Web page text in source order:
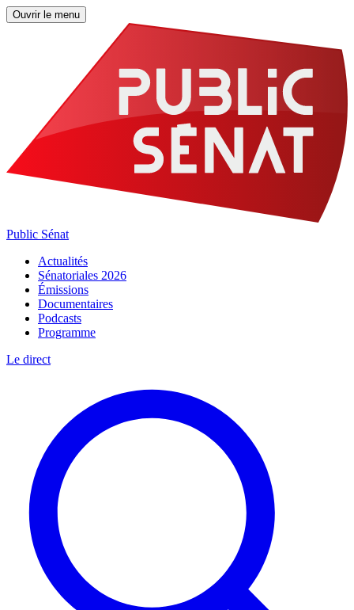
Ouvrir le menu
Public Sénat
Actualités
Sénatoriales 2026
Émissions
Documentaires
Podcasts
Programme
Le direct